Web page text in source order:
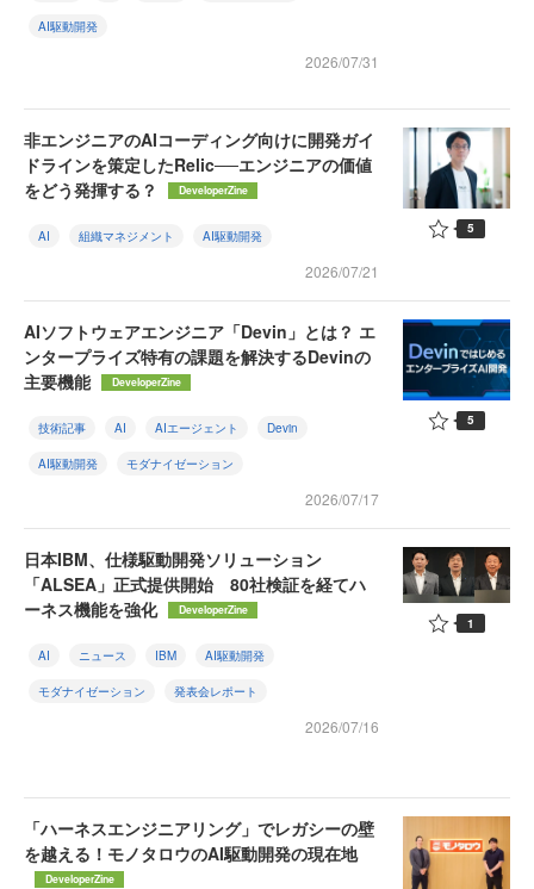
AI駆動開発
2026/07/31
非エンジニアのAIコーディング向けに開発ガイ
ドラインを策定したRelic──エンジニアの価値
をどう発揮する？
DeveloperZine
AI 組織マネジメント AI駆動開発
2026/07/21
5
AIソフトウェアエンジニア「Devin」とは？ エ
ンタープライズ特有の課題を解決するDevinの
主要機能
DeveloperZine
技術記事 AI AIエージェント Devin
AI駆動開発 モダナイゼーション
2026/07/17
5
日本IBM、仕様駆動開発ソリューション
「ALSEA」正式提供開始 80社検証を経てハ
ーネス機能を強化
DeveloperZine
AI ニュース IBM AI駆動開発
モダナイゼーション 発表会レポート
2026/07/16
1
「ハーネスエンジニアリング」でレガシーの壁
を越える！モノタロウのAI駆動開発の現在地
DeveloperZine